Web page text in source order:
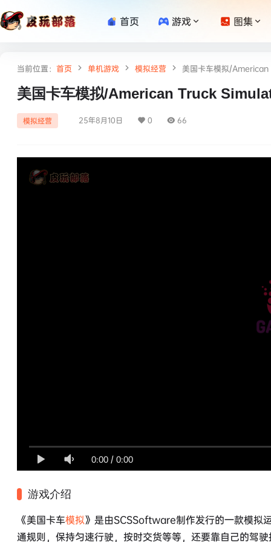
首页 游戏 图集
当前位置： 首页 单机游戏 模拟经营 美国卡车模拟/
美国卡车模拟/American Truck
模拟经营 25年8月10日 0 66
0:00 / 0:00
游戏介绍
《美国卡车模拟》是由SCSSoftware制作发行的一款模拟
通规则，保持匀速行驶，按时交货等等，还要靠自己的驾